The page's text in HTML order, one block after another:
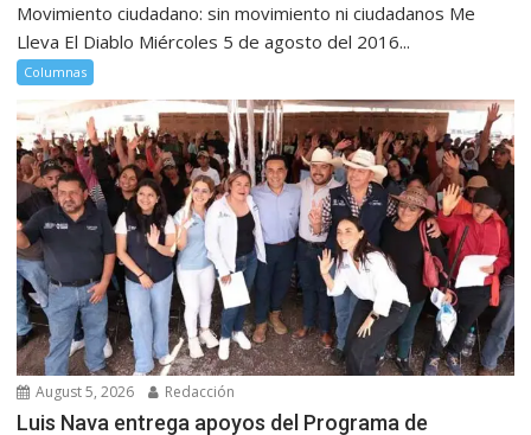
Movimiento ciudadano: sin movimiento ni ciudadanos Me
Lleva El Diablo Miércoles 5 de agosto del 2016...
Columnas
August 5, 2026 Redacción
Luis Nava entrega apoyos del Programa de